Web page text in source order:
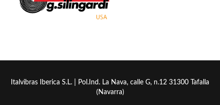
Italvibras Iberica S.L. | Pol.Ind. La Nava, calle G, n.12 31300 Tafalla
(Navarra)